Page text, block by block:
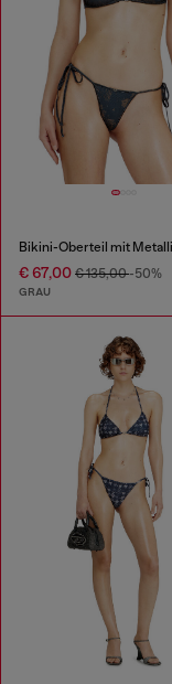
Bikini-Oberteil mit
€ 67,00 € 135,00-50%
GRAU